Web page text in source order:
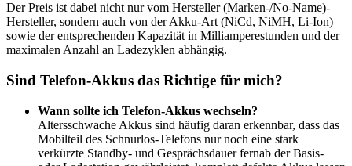
Der Preis ist dabei nicht nur vom Hersteller (Marken-/No-Name)-
Hersteller, sondern auch von der Akku-Art (NiCd, NiMH, Li-Ion)
sowie der entsprechenden Kapazität in Milliamperestunden und der
maximalen Anzahl an Ladezyklen abhängig.
Sind Telefon-Akkus das Richtige für mich?
Wann sollte ich Telefon-Akkus wechseln?
Altersschwache Akkus sind häufig daran erkennbar, dass das
Mobilteil des Schnurlos-Telefons nur noch eine stark
verkürzte Standby- und Gesprächsdauer fernab der Basis-